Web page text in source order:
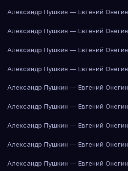
Александр Пушкин — Евгений Онегин
Александр Пушкин — Евгений Онегин
Александр Пушкин — Евгений Онегин
Александр Пушкин — Евгений Онегин
Александр Пушкин — Евгений Онегин
Александр Пушкин — Евгений Онегин
Александр Пушкин — Евгений Онегин
Александр Пушкин — Евгений Онегин
Александр Пушкин — Евгений Онегин